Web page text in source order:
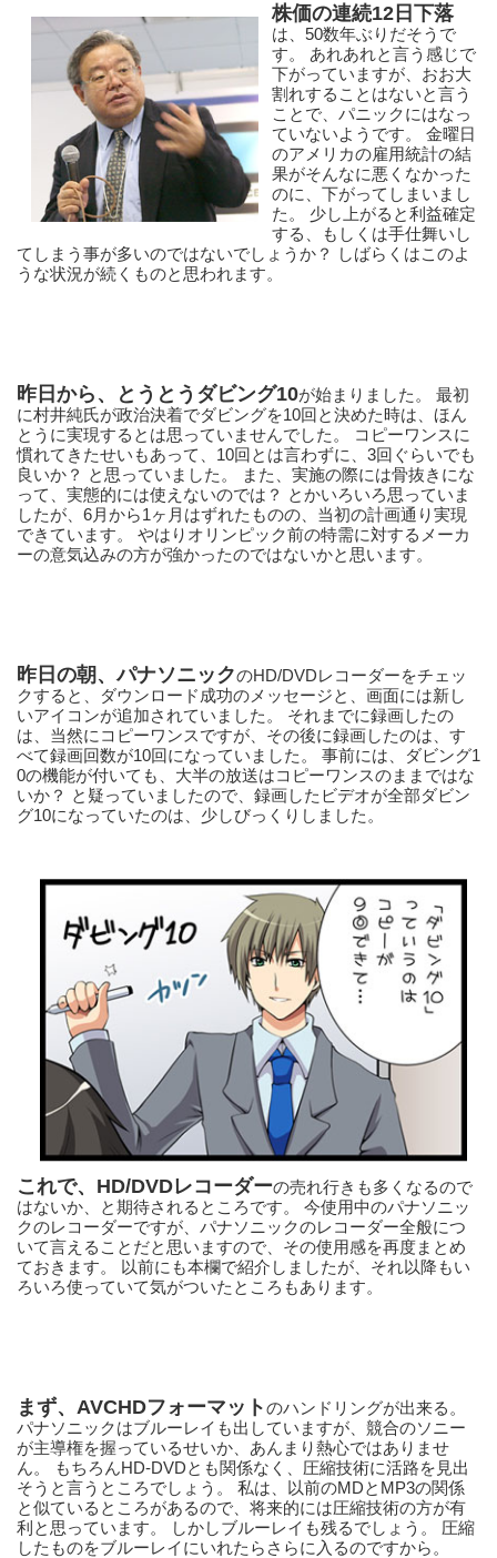
株価の連続12日下落
は、50数年ぶりだそうで
す。 あれあれと言う感じで
下がっていますが、おお大
割れすることはないと言う
ことで、パニックにはなっ
ていないようです。 金曜日
のアメリカの雇用統計の結
果がそんなに悪くなかった
のに、下がってしまいまし
た。 少し上がると利益確定
する、もしくは手仕舞いし
てしまう事が多いのではないでしょうか？ しばらくはこのよ
うな状況が続くものと思われます。
昨日から、とうとうダビング10が始まりました。 最初
に村井純氏が政治決着でダビングを10回と決めた時は、ほん
とうに実現するとは思っていませんでした。 コピーワンスに
慣れてきたせいもあって、10回とは言わずに、3回ぐらいでも
良いか？ と思っていました。 また、実施の際には骨抜きにな
って、実態的には使えないのでは？ とかいろいろ思っていま
したが、6月から1ヶ月はずれたものの、当初の計画通り実現
できています。 やはりオリンピック前の特需に対するメーカ
ーの意気込みの方が強かったのではないかと思います。
昨日の朝、パナソニックのHD/DVDレコーダーをチェッ
クすると、ダウンロード成功のメッセージと、画面には新し
いアイコンが追加されていました。 それまでに録画したの
は、当然にコピーワンスですが、その後に録画したのは、す
べて録画回数が10回になっていました。 事前には、ダビング1
0の機能が付いても、大半の放送はコピーワンスのままではな
いか？ と疑っていましたので、録画したビデオが全部ダビン
グ10になっていたのは、少しびっくりしました。
これで、HD/DVDレコーダーの売れ行きも多くなるので
はないか、と期待されるところです。 今使用中のパナソニッ
クのレコーダーですが、パナソニックのレコーダー全般につ
いて言えることだと思いますので、その使用感を再度まとめ
ておきます。 以前にも本欄で紹介しましたが、それ以降もい
ろいろ使っていて気がついたところもあります。
まず、AVCHDフォーマットのハンドリングが出来る。
パナソニックはブルーレイも出していますが、競合のソニー
が主導権を握っているせいか、あんまり熱心ではありませ
ん。 もちろんHD-DVDとも関係なく、圧縮技術に活路を見出
そうと言うところでしょう。 私は、以前のMDとMP3の関係
と似ているところがあるので、将来的には圧縮技術の方が有
利と思っています。 しかしブルーレイも残るでしょう。 圧縮
したものをブルーレイにいれたらさらに入るのですから。